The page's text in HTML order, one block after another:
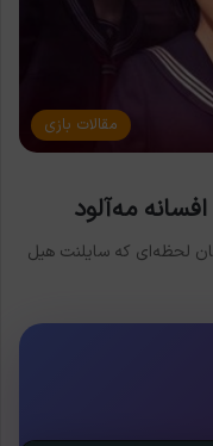
مقالات بازی
لحظه‌ای که سایلنت هیل